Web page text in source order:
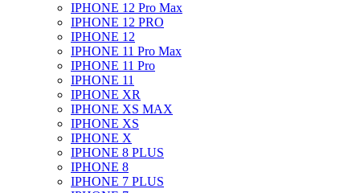
IPHONE 12 Pro Max
IPHONE 12 PRO
IPHONE 12
IPHONE 11 Pro Max
IPHONE 11 Pro
IPHONE 11
IPHONE XR
IPHONE XS MAX
IPHONE XS
IPHONE X
IPHONE 8 PLUS
IPHONE 8
IPHONE 7 PLUS